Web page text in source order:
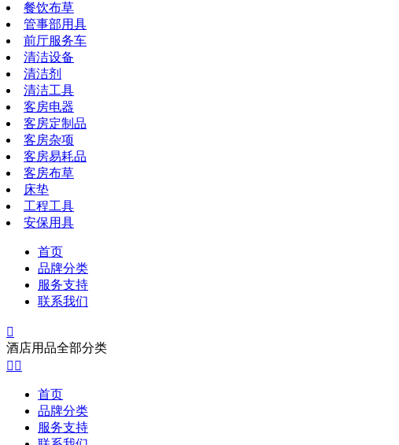
餐饮布草
管事部用具
前厅服务车
清洁设备
清洁剂
清洁工具
客房电器
客房定制品
客房杂项
客房易耗品
客房布草
床垫
工程工具
安保用具
首页
品牌分类
服务支持
联系我们

酒店用品全部分类
 
首页
品牌分类
服务支持